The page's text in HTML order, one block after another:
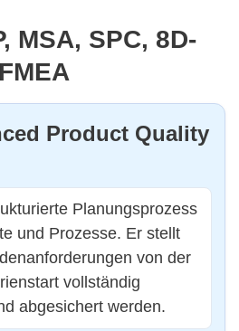
MSA, SPC, 8D-
Product Quality
Planungsprozess
und Prozesse. Er stellt
von der
vollständig
abgesichert werden.